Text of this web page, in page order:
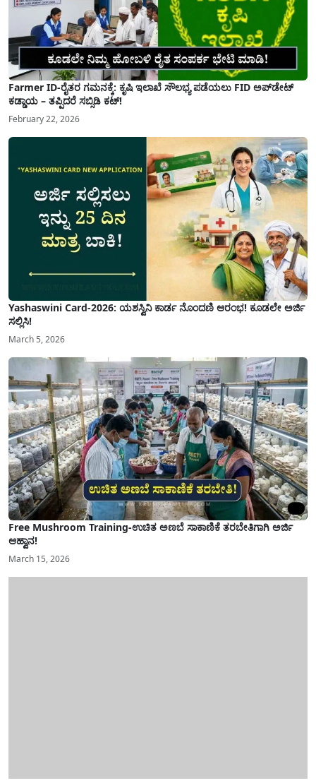
Farmer ID-ರೈತರ ಗಮನಕ್ಕೆ: ಕೃಷಿ ಇಲಾಖೆ ಸೌಲಭ್ಯ ಪಡೆಯಲು FID ಅಪ್‌ಡೇಟ್
ಕಡ್ಡಾಯ – ತಪ್ಪಿದರೆ ಸಬ್ಸಿಡಿ ಕಟ್!
February 22, 2026
Yashaswini Card-2026: ಯಶಸ್ವಿನಿ ಕಾರ್ಡ ನೊಂದಣಿ ಆರಂಭ! ಕೂಡಲೇ ಅರ್ಜಿ
ಸಲ್ಲಿಸಿ!
March 5, 2026
Free Mushroom Training-ಉಚಿತ ಅಣಬೆ ಸಾಕಾಣಿಕೆ ತರಬೇತಿಗಾಗಿ ಅರ್ಜಿ
ಆಹ್ವಾನ!
March 15, 2026